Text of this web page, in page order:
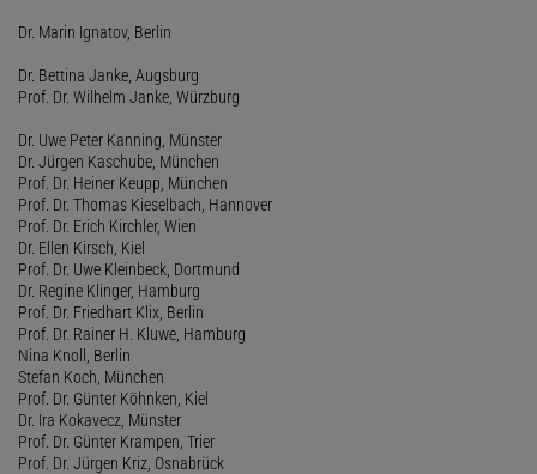
Dr. Marin Ignatov, Berlin
Dr. Bettina Janke, Augsburg
Prof. Dr. Wilhelm Janke, Würzburg
Dr. Uwe Peter Kanning, Münster
Dr. Jürgen Kaschube, München
Prof. Dr. Heiner Keupp, München
Prof. Dr. Thomas Kieselbach, Hannover
Prof. Dr. Erich Kirchler, Wien
Dr. Ellen Kirsch, Kiel
Prof. Dr. Uwe Kleinbeck, Dortmund
Dr. Regine Klinger, Hamburg
Prof. Dr. Friedhart Klix, Berlin
Prof. Dr. Rainer H. Kluwe, Hamburg
Nina Knoll, Berlin
Stefan Koch, München
Prof. Dr. Günter Köhnken, Kiel
Dr. Ira Kokavecz, Münster
Prof. Dr. Günter Krampen, Trier
Prof. Dr. Jürgen Kriz, Osnabrück